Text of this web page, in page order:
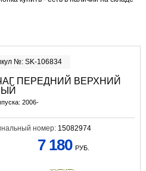
№: SK-106834
ПЕРЕДНИЙ ВЕРХНИЙ
2006-
номер: 15082974
7 180 РУБ.